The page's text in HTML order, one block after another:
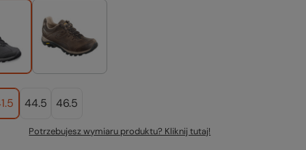
44.5 46.5
Potrzebujesz wymiaru produktu? Kliknij tutaj!